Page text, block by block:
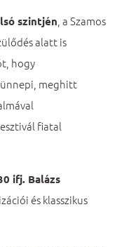
szintjén , a Szamos
alatt is
hogy
meghitt
fiatal
ifj. Balázs
és klasszikus